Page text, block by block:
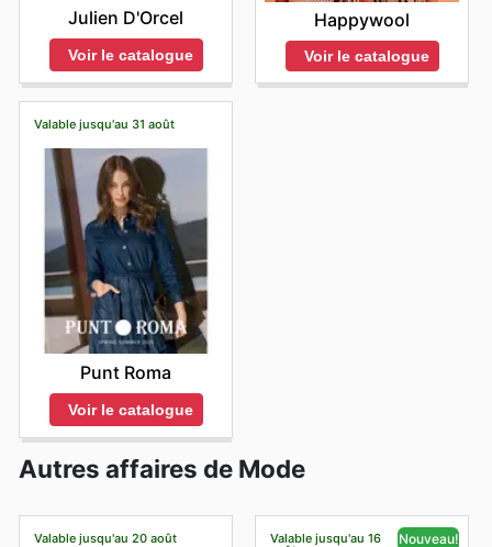
Julien D'Orcel
Voir le catalogue
Happywool
Voir le catalogue
Valable jusqu'au 31 août
Punt Roma
Voir le catalogue
Autres affaires de Mode
Valable jusqu'au 20 août Valable jusqu'au 16 Nouveau!